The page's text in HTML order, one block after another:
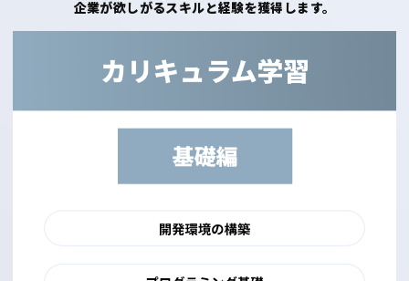
企業が欲しがるスキルと経験を獲得します。